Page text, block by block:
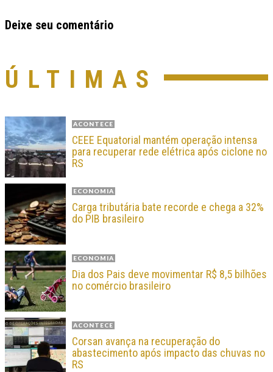
Deixe seu comentário
ÚLTIMAS
ACONTECE
CEEE Equatorial mantém operação intensa
para recuperar rede elétrica após ciclone no
RS
ECONOMIA
Carga tributária bate recorde e chega a 32%
do PIB brasileiro
ECONOMIA
Dia dos Pais deve movimentar R$ 8,5 bilhões
no comércio brasileiro
ACONTECE
Corsan avança na recuperação do
abastecimento após impacto das chuvas no
RS